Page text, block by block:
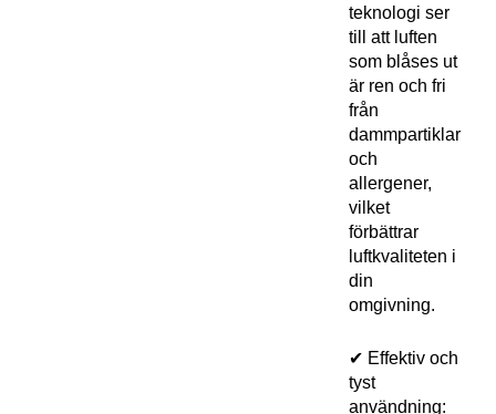
teknologi ser
till att luften
som blåses ut
är ren och fri
från
dammpartiklar
och
allergener,
vilket
förbättrar
luftkvaliteten i
din
omgivning.
✔ Effektiv och
tyst
användning: